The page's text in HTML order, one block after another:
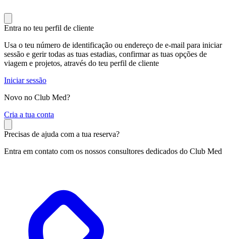
Entra no teu perfil de cliente
Usa o teu número de identificação ou endereço de e-mail para iniciar
sessão e gerir todas as tuas estadias, confirmar as tuas opções de
viagem e projetos, através do teu perfil de cliente
Iniciar sessão
Novo no Club Med?
Cria a tua conta
Precisas de ajuda com a tua reserva?
Entra em contato com os nossos consultores dedicados do Club Med